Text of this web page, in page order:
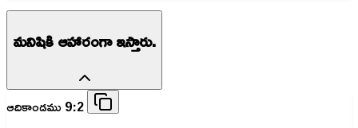
మనిషికి ఆహారంగా ఇస్తారు.
ఆదికాండము 9:2